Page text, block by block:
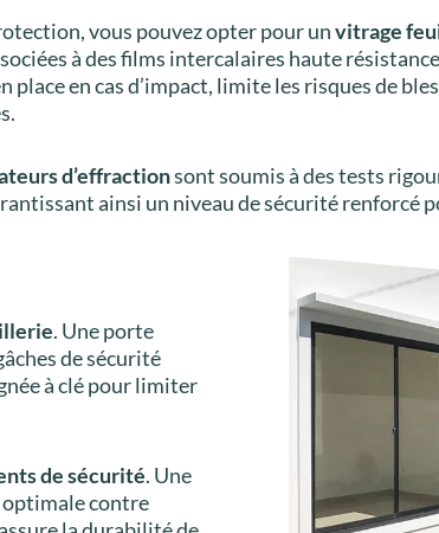
vous pouvez opter pour unvitrage
à des films intercalaires haute
place en cas d’impact, limite les risques de
d’effractionsont soumis à des tests
ainsi un niveau de sécurité renforcé
. Une porte
de sécurité
à clé pour limiter
de sécurité. Une
optimale contre